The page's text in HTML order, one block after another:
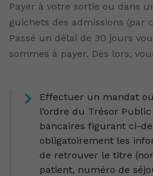
Payer à votre sortie ou dans
guichets des admissions (par
Passé un délai de 30 jours
sommes à payer. Dès lors,
Effectuer un mandat
l’ordre du Trésor
bancaires figurant ci-
obligatoirement les
de retrouver le titre
patient, numéro de